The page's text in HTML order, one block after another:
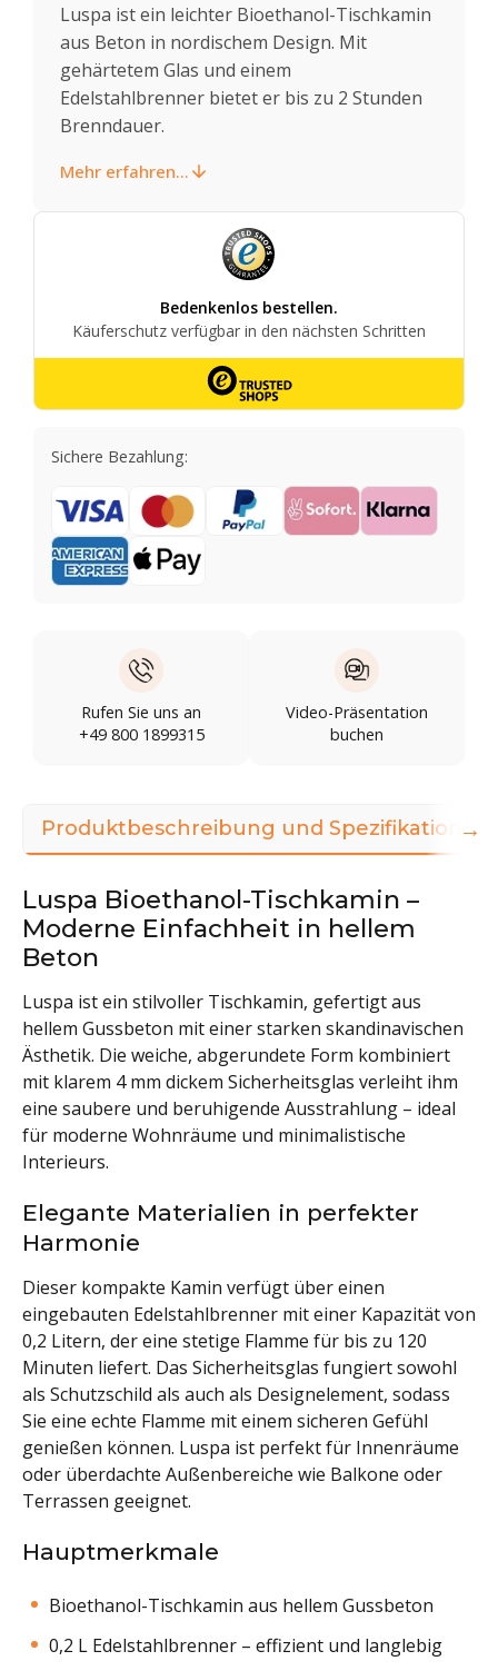
Luspa ist ein leichter Bioethanol-Tischkamin
aus Beton in nordischem Design. Mit
gehärtetem Glas und einem
Edelstahlbrenner bietet er bis zu 2 Stunden
Brenndauer.
Mehr erfahren...
Sichere Bezahlung:
Rufen Sie uns an
+49 800 1899315
Video-Präsentation
buchen
Produktbeschreibung und Spezifikationen
Luspa Bioethanol-Tischkamin –
Moderne Einfachheit in hellem
Beton
Luspa ist ein stilvoller Tischkamin, gefertigt aus
hellem Gussbeton mit einer starken skandinavischen
Ästhetik. Die weiche, abgerundete Form kombiniert
mit klarem 4 mm dickem Sicherheitsglas verleiht ihm
eine saubere und beruhigende Ausstrahlung – ideal
für moderne Wohnräume und minimalistische
Interieurs.
Elegante Materialien in perfekter
Harmonie
Dieser kompakte Kamin verfügt über einen
eingebauten Edelstahlbrenner mit einer Kapazität von
0,2 Litern, der eine stetige Flamme für bis zu 120
Minuten liefert. Das Sicherheitsglas fungiert sowohl
als Schutzschild als auch als Designelement, sodass
Sie eine echte Flamme mit einem sicheren Gefühl
genießen können. Luspa ist perfekt für Innenräume
oder überdachte Außenbereiche wie Balkone oder
Terrassen geeignet.
Hauptmerkmale
Bioethanol-Tischkamin aus hellem Gussbeton
0,2 L Edelstahlbrenner – effizient und langlebig
→